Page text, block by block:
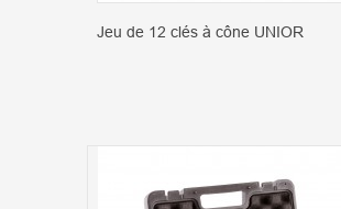
Jeu de 12 clés à cône UNIOR